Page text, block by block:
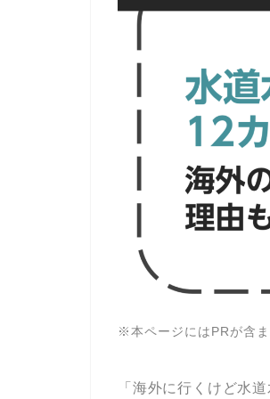
※本ページにはPRが含ま
「海外に行くけど水